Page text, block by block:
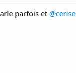
parfois et @cerise